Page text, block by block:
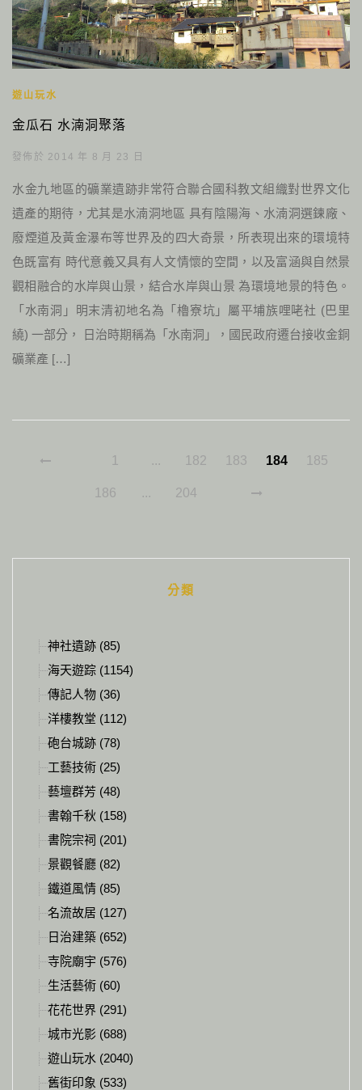
遊山玩水
金瓜石 水湳洞聚落
發佈於 2014 年 8 月 23 日
水金九地區的礦業遺跡非常符合聯合國科教文組織對世界文化
遺產的期待，尤其是水湳洞地區 具有陰陽海、水湳洞選鍊廠、
廢煙道及黃金瀑布等世界及的四大奇景，所表現出來的環境特
色既富有 時代意義又具有人文情懷的空間，以及富涵與自然景
觀相融合的水岸與山景，結合水岸與山景 為環境地景的特色。
「水南洞」明末清初地名為「櫓寮坑」屬平埔族哩咾社 (巴里
繞) 一部分， 日治時期稱為「水南洞」，國民政府遷台接收金銅
礦業產 […]
1 ... 182 183 184 185
186 ... 204
分類
神社遺跡 (85)
海天遊踪 (1154)
傳記人物 (36)
洋樓教堂 (112)
砲台城跡 (78)
工藝技術 (25)
藝壇群芳 (48)
書翰千秋 (158)
書院宗祠 (201)
景觀餐廳 (82)
鐵道風情 (85)
名流故居 (127)
日治建築 (652)
寺院廟宇 (576)
生活藝術 (60)
花花世界 (291)
城市光影 (688)
遊山玩水 (2040)
舊街印象 (533)